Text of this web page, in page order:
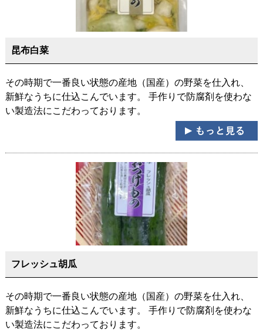
昆布白菜
その時期で一番良い状態の産地（国産）の野菜を仕入れ、
新鮮なうちに仕込こんでいます。 手作りで防腐剤を使わな
い製造法にこだわっております。
フレッシュ胡瓜
その時期で一番良い状態の産地（国産）の野菜を仕入れ、
新鮮なうちに仕込こんでいます。 手作りで防腐剤を使わな
い製造法にこだわっております。